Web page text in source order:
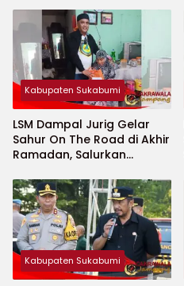
Kabupaten Sukabumi
LSM Dampal Jurig Gelar
Sahur On The Road di Akhir
Ramadan, Salurkan
Jompo dan Anak Yatim
Kabupaten Sukabumi